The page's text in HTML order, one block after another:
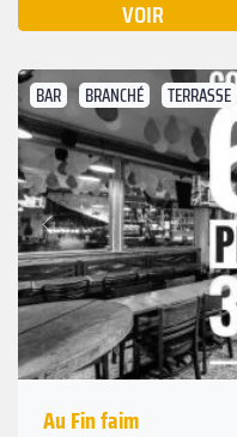
VOIR
BAR BRANCHÉ TERRASSE
Précédent
Au Fin faim